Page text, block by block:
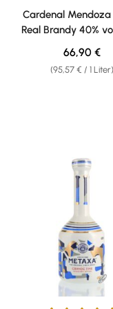
Durchschnittliche
Cardenal
Real Brandy 40%
(95,57 € / 1 Liter)
Regulärer
66,90 €